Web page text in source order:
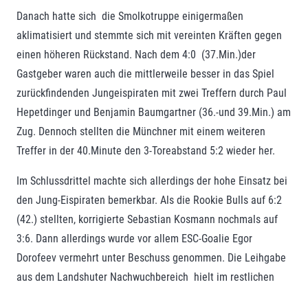
Danach hatte sich die Smolkotruppe einigermaßen
aklimatisiert und stemmte sich mit vereinten Kräften gegen
einen höheren Rückstand. Nach dem 4:0 (37.Min.)der
Gastgeber waren auch die mittlerweile besser in das Spiel
zurückfindenden Jungeispiraten mit zwei Treffern durch Paul
Hepetdinger und Benjamin Baumgartner (36.-und 39.Min.) am
Zug. Dennoch stellten die Münchner mit einem weiteren
Treffer in der 40.Minute den 3-Toreabstand 5:2 wieder her.
Im Schlussdrittel machte sich allerdings der hohe Einsatz bei
den Jung-Eispiraten bemerkbar. Als die Rookie Bulls auf 6:2
(42.) stellten, korrigierte Sebastian Kosmann nochmals auf
3:6. Dann allerdings wurde vor allem ESC-Goalie Egor
Dorofeev vermehrt unter Beschuss genommen. Die Leihgabe
aus dem Landshuter Nachwuchbereich hielt im restlichen